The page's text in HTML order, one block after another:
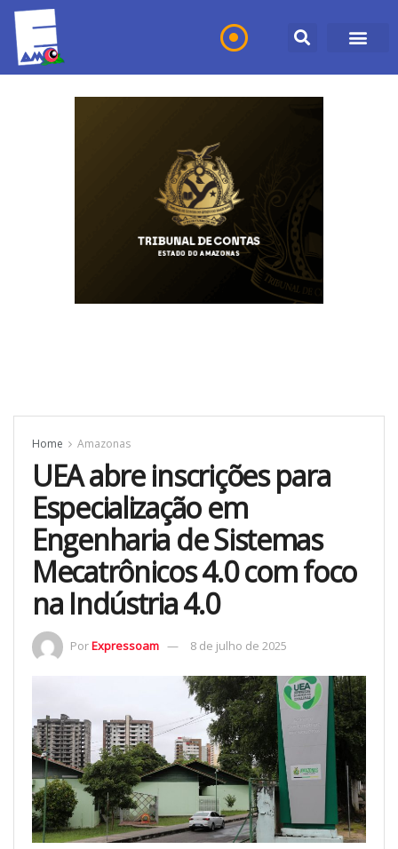
Home Amazonas
UEA abre inscrições para
Especialização em
Engenharia de Sistemas
Mecatrônicos 4.0 com foco
na Indústria 4.0
PorExpressoam 8 de julho de 2025